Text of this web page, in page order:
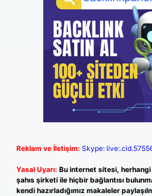
Reklam ve İletişim: Skype:
Yasal Uyarı: Bu internet sitesi,
şahıs şirketi ile hiçbir bağlantısı
kendi hazırladığımız makaleler